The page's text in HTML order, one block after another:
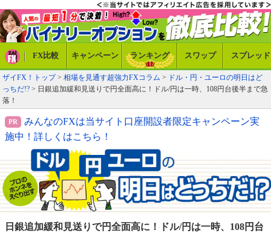
FX比較 キャンペーン ランキング スワップ スプレッド
ザイFX！トップ> 相場を見通す超強力FXコラム > ドル・円・ユーロの明日はど
っちだ!? > 日銀追加緩和見送りで円全面高に！ドル/円は一時、108円台後半まで急
落！
みんなのFXは当サイト口座開設者限定キャンペーン実
施中！詳しくはこちら！
日銀追加緩和見送りで円全面高に！
ドル/円は一時、108円台